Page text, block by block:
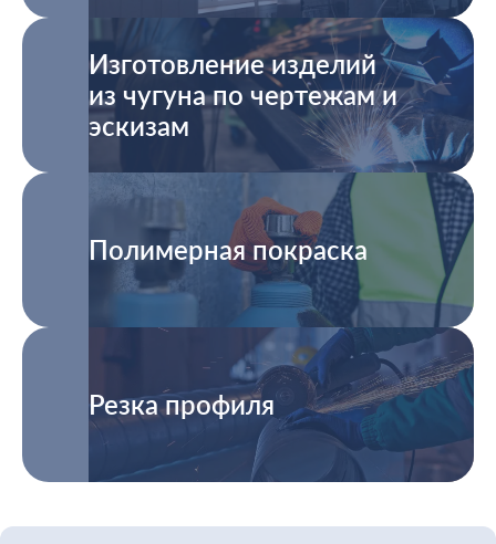
Изготовление изделий
из чугуна по чертежам и
эскизам
Полимерная покраска
Резка профиля